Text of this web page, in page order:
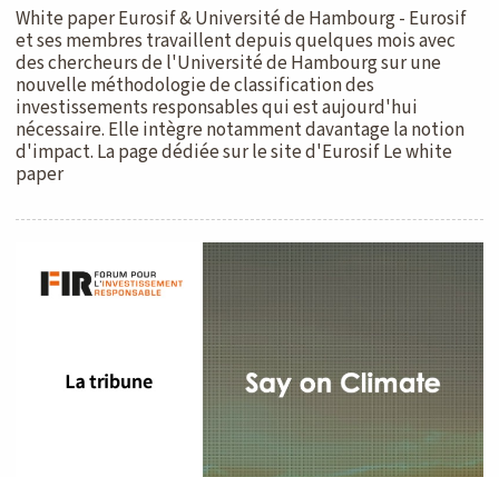
White paper Eurosif & Université de Hambourg - Eurosif
et ses membres travaillent depuis quelques mois avec
des chercheurs de l'Université de Hambourg sur une
nouvelle méthodologie de classification des
investissements responsables qui est aujourd'hui
nécessaire. Elle intègre notamment davantage la notion
d'impact. La page dédiée sur le site d'Eurosif Le white
paper